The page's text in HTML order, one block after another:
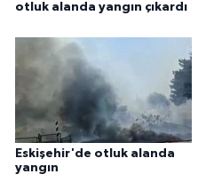
otluk alanda yangın çıkardı
Eskişehir'de otluk alanda
yangın